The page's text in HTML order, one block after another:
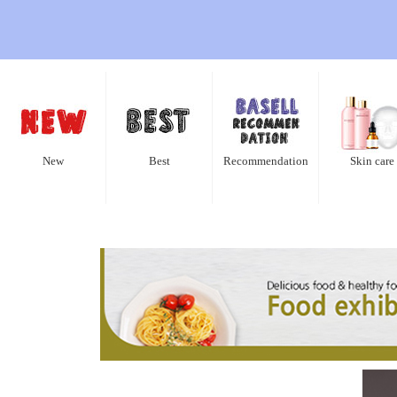
New Best Recommendation Skin care